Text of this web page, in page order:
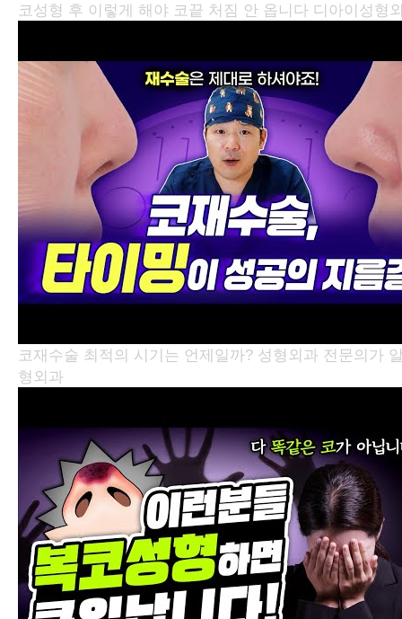
코성형 후 이렇게 해야 코끝 처짐 안 옵니다 디아이성형
코재수술 최적의 시기는 언제일까? 성형외과 전문의가
형외과